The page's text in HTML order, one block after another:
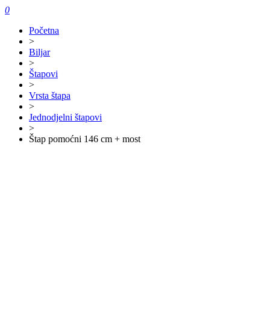
0
Početna
>
Biljar
>
Štapovi
>
Vrsta štapa
>
Jednodjelni štapovi
>
Štap pomoćni 146 cm + most